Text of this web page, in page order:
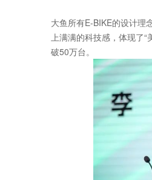
大鱼所有E-BIKE的设计理
上满满的科技感，体现了“
破50万台。